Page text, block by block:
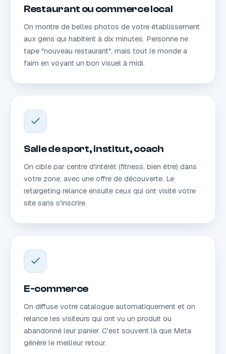
Restaurant ou commerce local
On montre de belles photos de votre établissement
aux gens qui habitent à dix minutes. Personne ne
tape "nouveau restaurant", mais tout le monde a
faim en voyant un bon visuel à midi.
Salle de sport, institut, coach
On cible par centre d'intérêt (fitness, bien être) dans
votre zone, avec une offre de découverte. Le
retargeting relance ensuite ceux qui ont visité votre
site sans s'inscrire.
E-commerce
On diffuse votre catalogue automatiquement et on
relance les visiteurs qui ont vu un produit ou
abandonné leur panier. C'est souvent là que Meta
génère le meilleur retour.